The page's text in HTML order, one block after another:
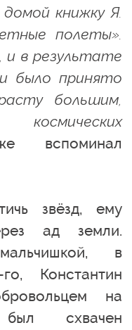
книжку Я.
полеты».
и в результате
было принято
большим,
космических
звёзд, ему
ад земли.
в
Константин
на
схвачен